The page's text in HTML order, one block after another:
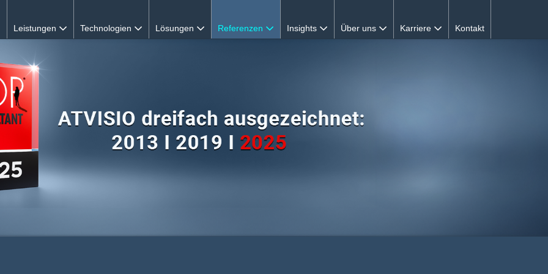
Leistungen Technologien Lösungen Referenzen Insights Über uns Karriere Kontakt